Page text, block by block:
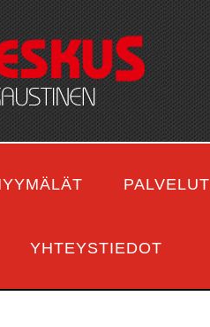
PALVELUT
YHTEYSTIEDOT